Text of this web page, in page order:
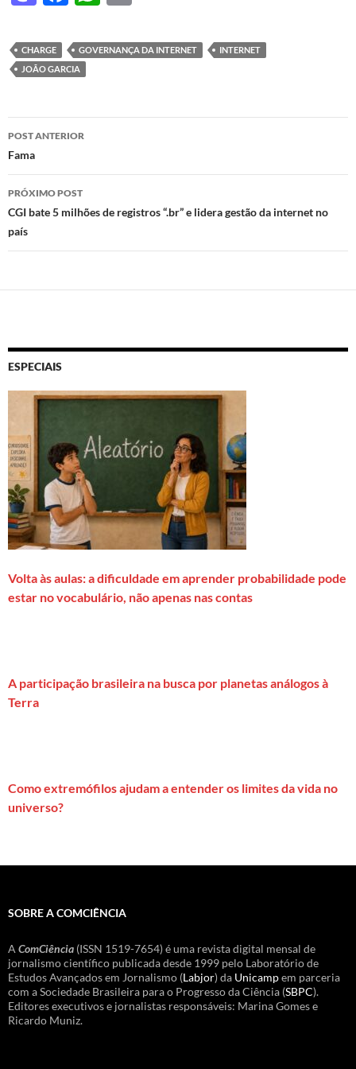
to
d
n
e
b
o
k
at
s
p
nt
CHARGE GOVERNANÇA DA INTERNET
INTERNET
JOÃO GARCIA
Navegação
de
posts
POST ANTERIOR
Fama
PRÓXIMO POST
CGI bate 5 milhões de registros “.br” e lidera gestão da internet no
país
ESPECIAIS
Volta às aulas: a dificuldade em aprender probabilidade pode
estar no vocabulário, não apenas nas contas
A participação brasileira na busca por planetas análogos à
Terra
Como extremófilos ajudam a entender os limites da vida no
universo?
SOBRE A COMCIÊNCIA
A ComCiência (ISSN 1519-7654) é uma revista digital mensal de
jornalismo científico publicada desde 1999 pelo Laboratório de
Estudos Avançados em Jornalismo (Labjor) da Unicampem parceria
com a Sociedade Brasileira para o Progresso da Ciência (SBPC).
Editores executivos e jornalistas responsáveis: Marina Gomes e
Ricardo Muniz.